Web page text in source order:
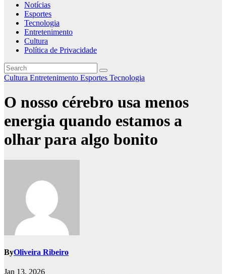
Notícias
Esportes
Tecnologia
Entretenimento
Cultura
Política de Privacidade
Cultura Entretenimento Esportes Tecnologia
O nosso cérebro usa menos
energia quando estamos a
olhar para algo bonito
ByOliveira Ribeiro
Jan 13, 2026